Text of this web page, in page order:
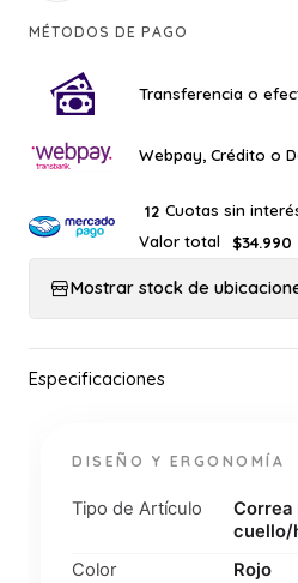
MÉTODOS DE PAGO
Transferencia o
Webpay, Crédito o
12 Cuotas sin
Valor total
$34.990
Mostrar stock de
DISEÑO Y ERGONOMÍA
Tipo de Artículo
Correa
cuello/
Color
Rojo